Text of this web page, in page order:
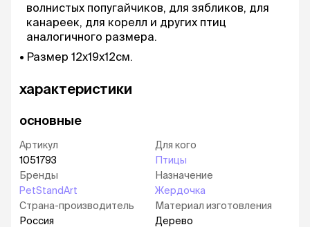
волнистых попугайчиков, для зябликов, для
канареек, для корелл и других птиц
аналогичного размера.
Размер 12x19х12см.
характеристики
основные
Артикул
1051793
Бренды
PetStandArt
Страна-производитель
Россия
Для кого
Птицы
Назначение
Жердочка
Материал изготовления
Дерево